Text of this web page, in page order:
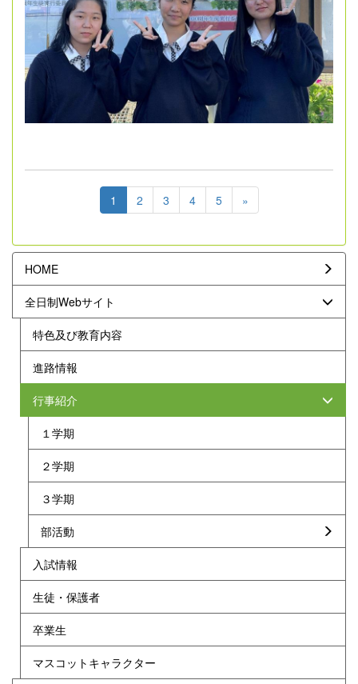
1 2 3 4 5 »
HOME
全日制Webサイト
特色及び教育内容
進路情報
行事紹介
１学期
２学期
３学期
部活動
入試情報
生徒・保護者
卒業生
マスコットキャラクター